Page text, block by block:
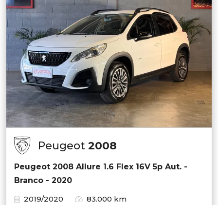
Peugeot 2008
Peugeot 2008 Allure 1.6 Flex 16V 5p Aut. -
Branco - 2020
2019/2020
83.000 km